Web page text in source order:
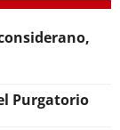
Purgatorio